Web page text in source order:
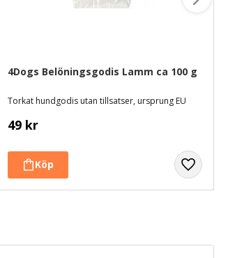
4Dogs Belöningsgodis Lamm ca 100 g
Torkat hundgodis utan tillsatser, ursprung EU
49 kr